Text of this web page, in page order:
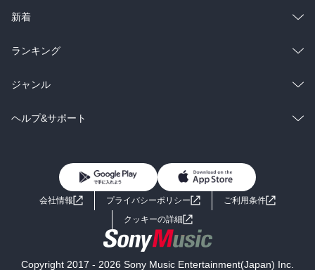
ラノベ
雑誌・グラビア
BL・TL
総合
ラノベ
雑誌・グラビア
BL・TL
新着
総合
ラノベ
雑誌・グラビア
ランキング
総合
ラノベ
ジャンル
コミック
ライトノベル 男子向けラノベ
小説
海外小説
ヘルプ&サポート
よくあるご質問 お問い合わせ
会社情報 プライバシーポリシー
ご利用条件
クッキーの詳細
Copyright 2017 - 2026 Sony Music Entertainment(Japan) Inc.